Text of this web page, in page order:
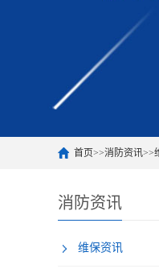
首页>>消防资讯>>
消防资讯
维保资讯